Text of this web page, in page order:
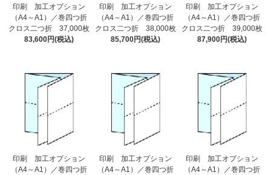
印刷 加工オプション
（A4～A1）／巻四つ折
クロス二つ折 37,000枚
83,600円(税込)
印刷 加工オプション
（A4～A1）／巻四つ折
クロス二つ折 38,000枚
85,700円(税込)
印刷 加工オプション
（A4～A1）／巻四つ折
クロス二つ折 39,000枚
87,900円(税込)
印刷 加工オプション
（A4～A1）／巻四つ折
印刷 加工オプション
（A4～A1）／巻四つ折
印刷 加工オプション
（A4～A1）／巻四つ折